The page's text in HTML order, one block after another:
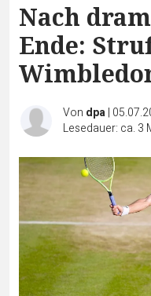
Nach
Ende:
Von dpa|
Lesedauer: ca. 3